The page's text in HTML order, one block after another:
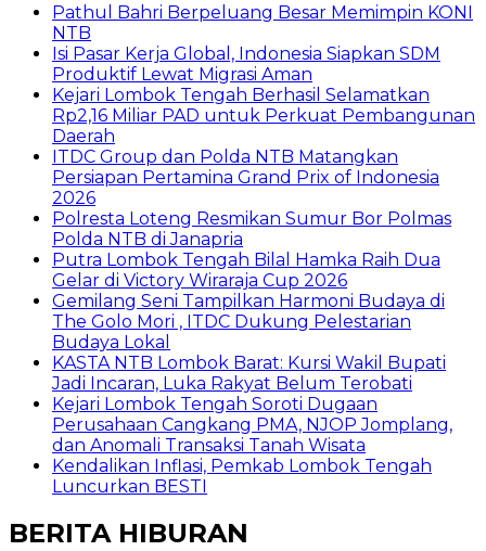
Pathul Bahri Berpeluang Besar Memimpin KONI
NTB
​Isi Pasar Kerja Global, Indonesia Siapkan SDM
Produktif Lewat Migrasi Aman
Kejari Lombok Tengah Berhasil Selamatkan
Rp2,16 Miliar PAD untuk Perkuat Pembangunan
Daerah
ITDC Group dan Polda NTB Matangkan
Persiapan Pertamina Grand Prix of Indonesia
2026
Polresta Loteng Resmikan Sumur Bor Polmas
Polda NTB di Janapria
Putra Lombok Tengah Bilal Hamka Raih Dua
Gelar di Victory Wiraraja Cup 2026
Gemilang Seni Tampilkan Harmoni Budaya di
The Golo Mori , ITDC Dukung Pelestarian
Budaya Lokal
KASTA NTB Lombok Barat: Kursi Wakil Bupati
Jadi Incaran, Luka Rakyat Belum Terobati
Kejari Lombok Tengah Soroti Dugaan
Perusahaan Cangkang PMA, NJOP Jomplang,
dan Anomali Transaksi Tanah Wisata
Kendalikan Inflasi, Pemkab Lombok Tengah
Luncurkan BESTI
BERITA HIBURAN